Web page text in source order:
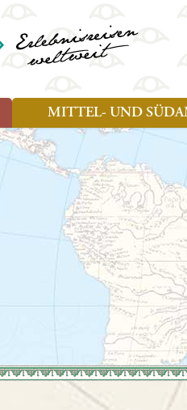
Länder
Ägypten
Botswana
Eswatini (Swasiland)
Kap Verde
Kenia
Lesotho
Madagaskar
Marokko
Simbabwe
Südafrika
Tansania
Uganda
MITTEL- UND
Art der Reise
Djoser Reisen (13)
Djoser Family (8)
Wander- und Fahrradreisen